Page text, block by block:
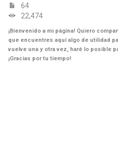
64
22,474
¡Bienvenido a mi página! Quiero
que encuentres aquí algo de utilidad
vuelve una y otra vez, haré lo posible
¡Gracias por tu tiempo!